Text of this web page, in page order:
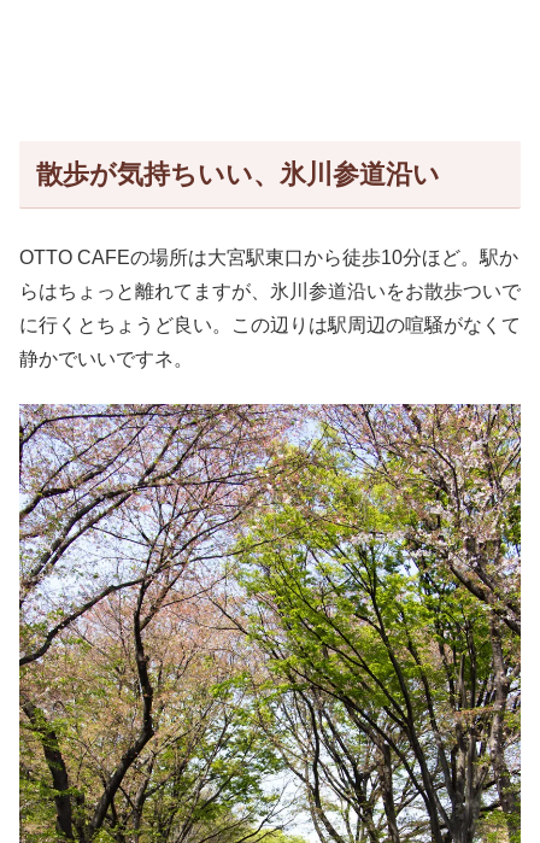
散歩が気持ちいい、氷川参道沿い
OTTO CAFEの場所は大宮駅東口から徒歩10分ほど。駅か
らはちょっと離れてますが、氷川参道沿いをお散歩ついで
に行くとちょうど良い。この辺りは駅周辺の喧騒がなくて
静かでいいですネ。